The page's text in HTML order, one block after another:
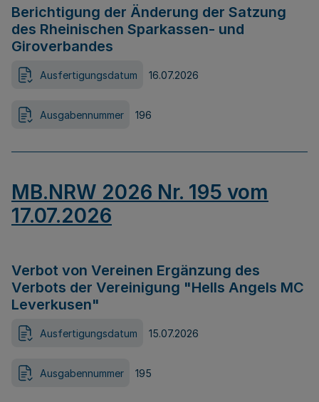
Berichtigung der Änderung der Satzung
des Rheinischen Sparkassen- und
Giroverbandes
Ausfertigungsdatum 16.07.2026
Ausgabennummer 196
MB.NRW 2026 Nr. 195 vom
17.07.2026
Verbot von Vereinen Ergänzung des
Verbots der Vereinigung "Hells Angels MC
Leverkusen"
Ausfertigungsdatum 15.07.2026
Ausgabennummer 195